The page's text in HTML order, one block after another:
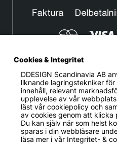
© DDESIGN. Alla
Om oss|Privacy policy|
Telefonnummer:
Helgfria
Cookies & Integritet
DDESIGN Scandinavia AB
liknande lagringstekniker
innehåll, relevant
upplevelse av vår
läst vår cookiepolicy och
av cookies genom att klicka
Du kan själv när som helst
sparas i din webbläsare
läsa mer i vår Integritet- &